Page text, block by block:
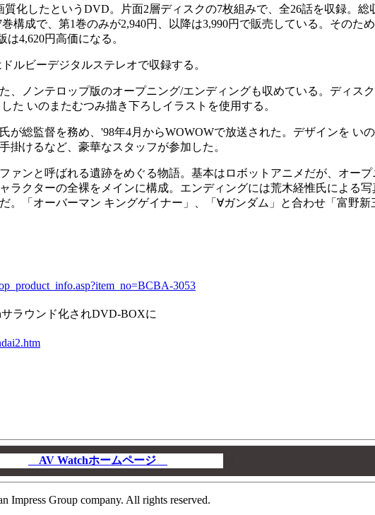
化したというDVD。片面2層ディスクの7枚組みで、全26話を収録。総
構成で、第1巻のみが2,940円、以降は3,990円で販売している。そのた
4,620円高価になる。
ルビーデジタルステレオで収録する。
ノンテロップ版のオープニング/エンディングも収めている。ディス
た いのまたむつみ描き下ろしイラストを使用する。
総監督を務め、'98年4月からWOWOWで放送された。デザインを い
掛けるなど、豪華なスタッフが参加した。
ァンと呼ばれる遺跡をめぐる物語。基本はロボットアニメだが、オープ
ラクターの全裸をメインに構成。エンディングには荒木経惟氏による写
。「オーバーマン キングゲイナー」、「∀ガンダム」と合わせ「富野新
3053
サラウンド化されDVD-BOXに
AV Watchホームページ
Impress Group company. All rights reserved.